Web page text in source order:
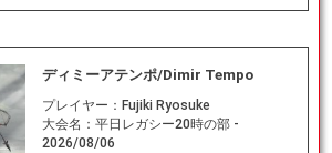
ディミーアテンポ/Dimir Tempo
プレイヤー： Fujiki Ryosuke
大会名： 平日レガシー20時の部 -
2026/08/06